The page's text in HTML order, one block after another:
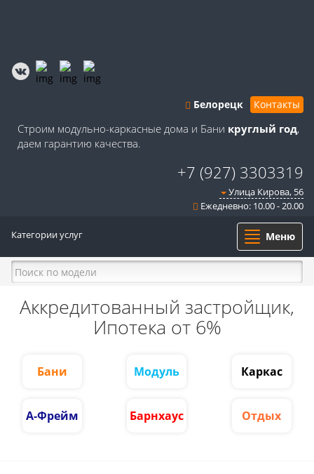
Белорецк Контакты
Строим модульно-каркасные дома и Бани круглый год,
даем гарантию качества.
+7 (927) 3303319
Улица Кирова, 56
Ежедневно: 10.00 - 20.00
Категории услуг Меню
Аккредитованный застройщик,
Ипотека от 6%
Бани Модуль Каркас
А-Фрейм Барнхаус Отдых